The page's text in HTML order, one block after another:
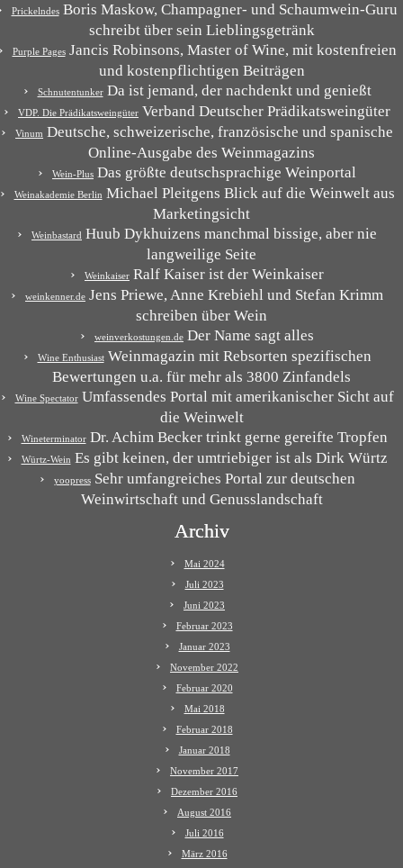
PrickelndesBoris Maskow, Champagner- und Schaumwein-Guru
schreibt über sein Lieblingsgetränk
Purple PagesJancis Robinsons, Master of Wine, mit kostenfreien
und kostenpflichtigen Beiträgen
SchnutentunkerDa ist jemand, der nachdenkt und genießt
VDP. Die Prädikatsweingüter Verband Deutscher Prädikatsweingüter
Vinum Deutsche, schweizerische, französische und spanische
Online-Ausgabe des Weinmagazins
Wein-Plus Das größte deutschsprachige Weinportal
Weinakademie Berlin Michael Pleitgens Blick auf die Weinwelt aus
Marketingsicht
Weinbastard Huub Dykhuizens manchmal bissige, aber nie
langweilige Seite
Weinkaiser Ralf Kaiser ist der Weinkaiser
weinkenner.de Jens Priewe, Anne Krebiehl und Stefan Krimm
schreiben über Wein
weinverkostungen.de Der Name sagt alles
Wine EnthusiastWeinmagazin mit Rebsorten spezifischen
Bewertungen u.a. für mehr als 3800 Zinfandels
Wine SpectatorUmfassendes Portal mit amerikanischer Sicht auf
die Weinwelt
WineterminatorDr. Achim Becker trinkt gerne gereifte Tropfen
Würtz-Wein Es gibt keinen, der umtriebiger ist als Dirk Würtz
yoopressSehr umfangreiches Portal zur deutschen
Weinwirtschaft und Genusslandschaft
Archiv
Mai 2024
Juli 2023
Juni 2023
Februar 2023
Januar 2023
November 2022
Februar 2020
Mai 2018
Februar 2018
Januar 2018
November 2017
Dezember 2016
August 2016
Juli 2016
März 2016